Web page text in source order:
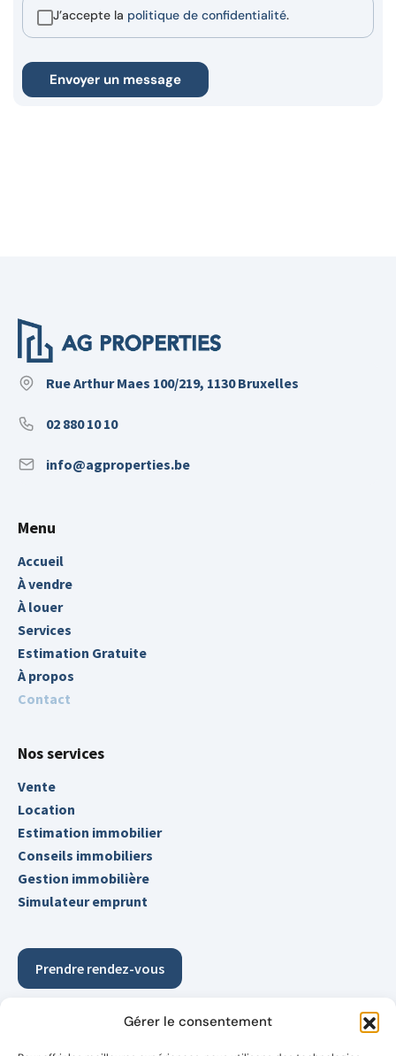
Gérer le consentement
J’accepte la politique de confidentialité.
Envoyer un message
Rue Arthur Maes 100/219, 1130 Bruxelles
02 880 10 10
info@agproperties.be
Menu
Accueil
À vendre
À louer
Services
Estimation Gratuite
À propos
Contact
Nos services
Vente
Location
Estimation immobilier
Conseils immobiliers
Gestion immobilière
Simulateur emprunt
Prendre rendez-vous
Demander votre estimation détaillée et gratuite pour